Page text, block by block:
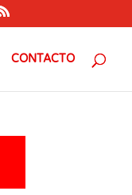
CONTACTO